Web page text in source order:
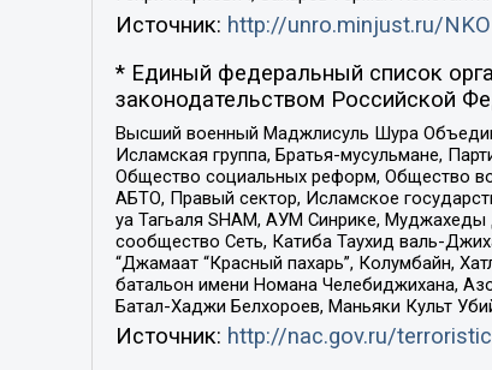
Источник: http://unro.minjust.ru/
* Единый федеральный список
законодательством Российской
Высший военный Маджлисуль Шура
Исламская группа, Братья-мусульмане,
Общество социальных реформ, Общество
АБТО, Правый сектор, Исламское
уа Тагьаля SHAM, АУМ Синрике,
сообщество Сеть, Катиба Таухид валь-
“Джамаат “Красный пахарь”, Колумбайн,
батальон имени Номана Челебиджихана,
Батал-Хаджи Белхороев, Маньяки Культ
Источник: http://nac.gov.ru/